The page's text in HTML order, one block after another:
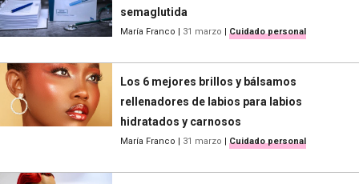
semaglutida
María Franco 31 marzo Cuidado personal
Los 6 mejores brillos y bálsamos
rellenadores de labios para labios
hidratados y carnosos
María Franco 31 marzo Cuidado personal